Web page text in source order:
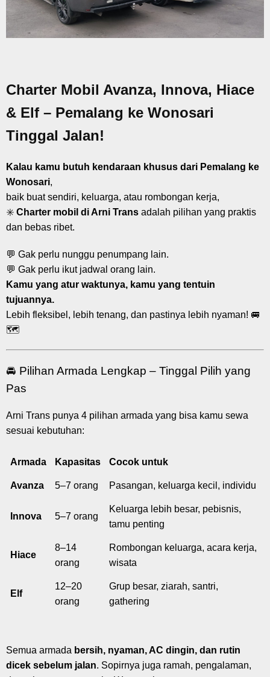
Charter Mobil Avanza, Innova, Hiace
& Elf – Pemalang ke Wonosari
Tinggal Jalan!
Kalau kamu butuh kendaraan khusus dari Pemalang ke
Wonosari,
baik buat sendiri, keluarga, atau rombongan kerja,
✳️ Charter mobil di Arni Trans adalah pilihan yang praktis
dan bebas ribet.
💬 Gak perlu nunggu penumpang lain.
💬 Gak perlu ikut jadwal orang lain.
Kamu yang atur waktunya, kamu yang tentuin
tujuannya.
Lebih fleksibel, lebih tenang, dan pastinya lebih nyaman! 🚐
🗺️
🚘 Pilihan Armada Lengkap – Tinggal Pilih yang
Pas
Arni Trans punya 4 pilihan armada yang bisa kamu sewa
sesuai kebutuhan:
Armada Kapasitas Cocok untuk
Avanza 5–7 orang Pasangan, keluarga kecil, individu
Innova 5–7 orang
Keluarga lebih besar, pebisnis,
tamu penting
Hiace
8–14
orang
Rombongan keluarga, acara kerja,
wisata
Elf
12–20
orang
Grup besar, ziarah, santri,
gathering
Semua armada bersih, nyaman, AC dingin, dan rutin
dicek sebelum jalan. Sopirnya juga ramah, pengalaman,